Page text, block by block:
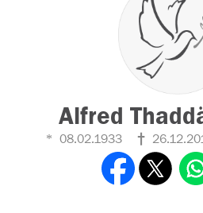
Alfred
08.02.1933